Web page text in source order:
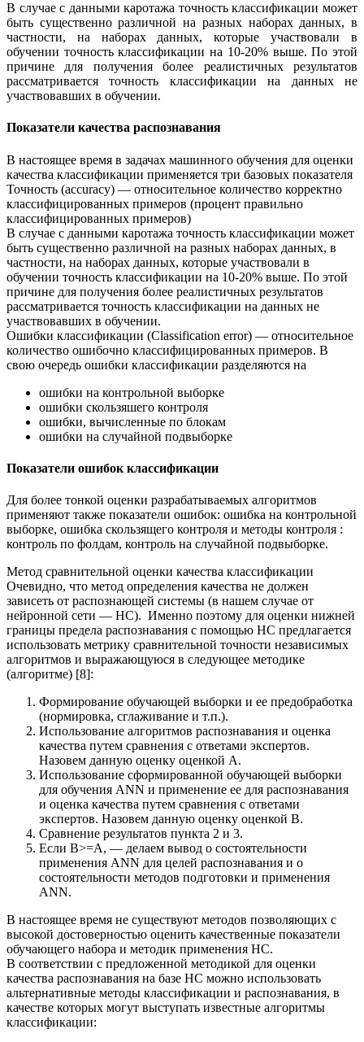
В случае с данными каротажа точность классификации может
быть существенно различной на разных наборах данных, в
частности, на наборах данных, которые участвовали в
обучении точность классификации на 10-20% выше. По этой
причине для получения более реалистичных результатов
рассматривается точность классификации на данных не
участвовавших в обучении.
Показатели качества распознавания
В настоящее время в задачах машинного обучения для оценки
качества классификации применяется три базовых показателя
Точность (accuracy) — относительное количество корректно
классифицированных примеров (процент правильно
классифицированных примеров)
В случае с данными каротажа точность классификации может
быть существенно различной на разных наборах данных, в
частности, на наборах данных, которые участвовали в
обучении точность классификации на 10-20% выше. По этой
причине для получения более реалистичных результатов
рассматривается точность классификации на данных не
участвовавших в обучении.
Ошибки классификации (Classification error) — относительное
количество ошибочно классифицированных примеров. В
свою очередь ошибки классификации разделяются на
ошибки на контрольной выборке
ошибки скользяшего контроля
ошибки, вычисленные по блокам
ошибки на случайной подвыборке
Показатели ошибок классификации
Для более тонкой оценки разрабатываемых алгоритмов
применяют также показатели ошибок: ошибка на контрольной
выборке, ошибка скользящего контроля и методы контроля :
контроль по фолдам, контроль на случайной подвыборке.
Метод сравнительной оценки качества классификации
Очевидно, что метод определения качества не должен
зависеть от распознающей системы (в нашем случае от
нейронной сети — НС). Именно поэтому для оценки нижней
границы предела распознавания с помощью НС предлагается
использовать метрику сравнительной точности независимых
алгоритмов и выражающуюся в следующее методике
(алгоритме) [8]:
Формирование обучающей выборки и ее предобработка
(нормировка, сглаживание и т.п.).
Использование алгоритмов распознавания и оценка
качества путем сравнения с ответами экспертов.
Назовем данную оценку оценкой А.
Использование сформированной обучающей выборки
для обучения ANN и применение ее для распознавания
и оценка качества путем сравнения с ответами
экспертов. Назовем данную оценку оценкой B.
Сравнение результатов пункта 2 и 3.
Если B>=A, — делаем вывод о состоятельности
применения ANN для целей распознавания и о
состоятельности методов подготовки и применения
ANN.
В настоящее время не существуют методов позволяющих с
высокой достоверностью оценить качественные показатели
обучающего набора и методик применения НС.
В соответствии с предложенной методикой для оценки
качества распознавания на базе НС можно использовать
альтернативные методы классификации и распознавания, в
качестве которых могут выступать известные алгоритмы
классификации: